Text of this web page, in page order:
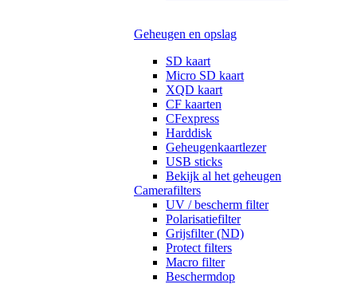
Geheugen en opslag
SD kaart
Micro SD kaart
XQD kaart
CF kaarten
CFexpress
Harddisk
Geheugenkaartlezer
USB sticks
Bekijk al het geheugen
Camerafilters
UV / bescherm filter
Polarisatiefilter
Grijsfilter (ND)
Protect filters
Macro filter
Beschermdop